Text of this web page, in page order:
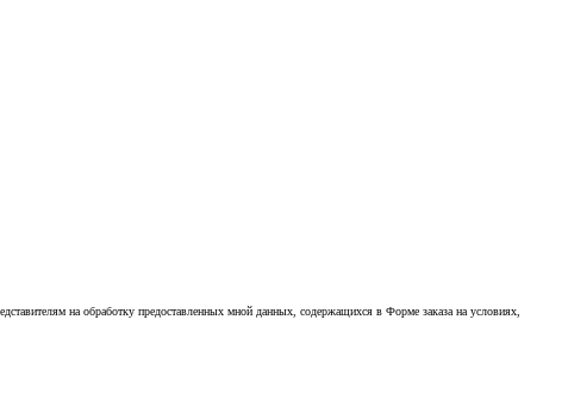
на обработку предоставленных мной данных, содержащихся в Форме заказа на условиях,